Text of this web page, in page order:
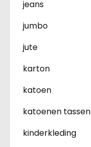
jeans
jumbo
jute
karton
katoen
katoenen tassen
kinderkleding